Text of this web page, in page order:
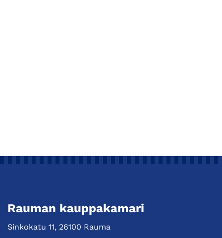
Rauman kauppakamari
Sinkokatu 11, 26100 Rauma